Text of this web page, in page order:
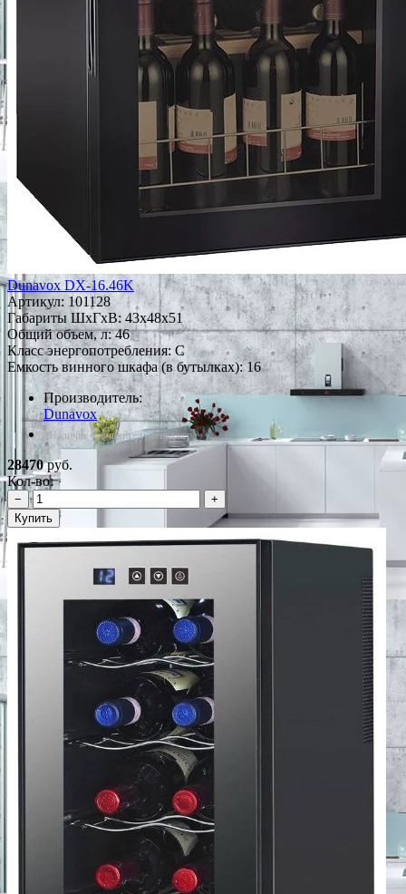
Dunavox DX-16.46K
Артикул:101128
Габариты ШxГxВ: 43x48x51
Общий объем, л: 46
Класс энергопотребления: C
Емкость винного шкафа (в бутылках): 16
Производитель:
Dunavox
*Наличие уточняйте у менеджера
28470руб.
Кол-во:
−
+
Купить